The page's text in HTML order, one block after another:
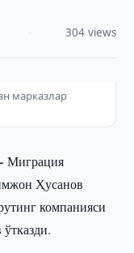
304 views
марказлар
Миграция
Ҳусанов
компанияси